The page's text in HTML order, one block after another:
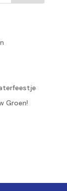
Groen!